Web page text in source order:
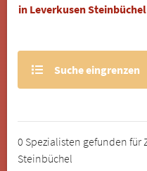
in Leverkusen Steinbüchel
Suche eingrenzen
0 Spezialisten gefunden
Steinbüchel